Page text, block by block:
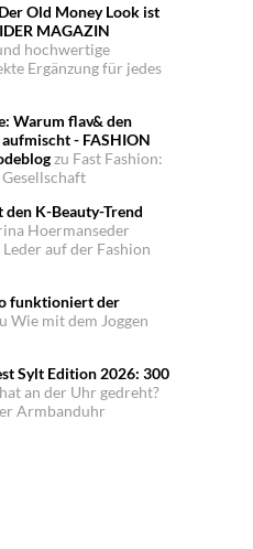
Old Money Look ist
MAGAZIN
hochwertige
Ergänzung für jedes
Warum flav& den
- FASHION
zu Fast Fashion:
den K-Beauty-Trend
Hoermanseder
auf der Fashion
funktioniert der
Wie mit dem Joggen
Sylt Edition 2026: 300
an der Uhr gedreht?
Armbanduhr